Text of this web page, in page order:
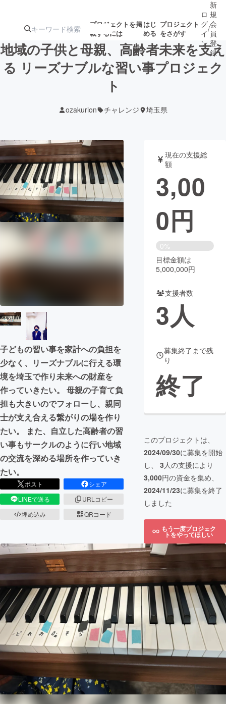
プロジェクトを掲
載するには
はじ
める
プロジェクト
をさがす
注目の新着プロ
テクノロジー・ガジェット
映像・映画 書籍・雑誌
ビジネス・起業 チャレンジ
CAMPFIRE Creation
コミュニティ
ロ
グ
イ
ン
/
新
規
会
員
登
録
地域の子供と母親、高齢者未来を支え
る リーズナブルな習い事プロジェク
ト
ozakurion チャレンジ 埼玉県
子どもの習い事を家計への負担を
少なく、リーズナブルに行える環
境を埼玉で作り未来への財産を
作っていきたい。 母親の子育て負
担も大きいのでフォローし、親同
士が支え合える繋がりの場を作り
たい。 また、自立した高齢者の習
い事もサークルのように行い地域
の交流を深める場所を作っていき
たい。
ポスト
シェア
LINEで送る
URLコピー
埋め込み
QRコード
現在の支援総
額
3,00
0円
0%
目標金額は
5,000,000円
支援者数
3人
募集終了まで残
り
終了
このプロジェクトは、
2024/09/30に募集を開始
し、 3人の支援により
3,000円の資金を集め、
2024/11/23に募集を終了
しました
もう一度プロジェク
トをやってほしい